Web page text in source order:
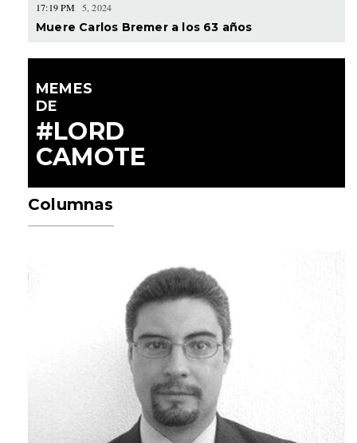
17:19 PM 5, 2024
Muere Carlos Bremer a los 63 años
MEMES
DE
#LORD
CAMOTE
Columnas